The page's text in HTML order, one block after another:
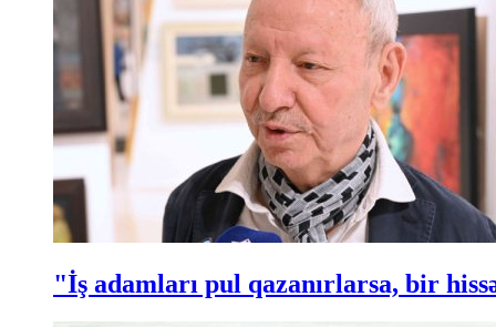
"İş adamları pul qazanırlarsa, bir